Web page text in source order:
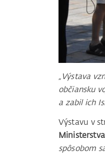
„Výstava
občiansku
a zabil ich
Výstavu v
spôsobom